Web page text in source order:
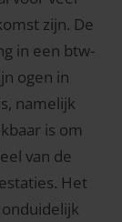
zijn. De
in een btw-
ogen in
namelijk
is om
van de
Het